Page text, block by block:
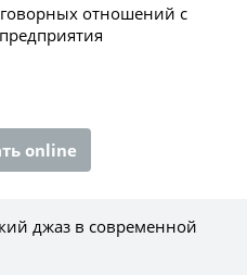
отношений с
online
джаз в современной